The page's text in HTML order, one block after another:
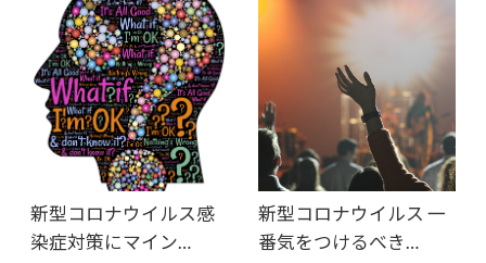
新型コロナウイルス感
染症対策にマイン…
新型コロナウイルス 一
番気をつけるべき…